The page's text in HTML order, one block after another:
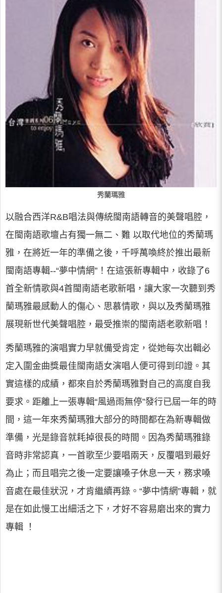
秀蘭瑪雅
以融合西洋R&B唱法與傳統閩南語轉音的美聲唱腔，
在閩南語歌壇占有獨一無二、難 以取代地位的秀蘭瑪
雅，在將近一年的準備之後，千呼萬喚終於推出最新
閩南語專輯--“夢中情網”！在這張新專輯中，收錄了6
首全新情歌與4首閩南語老歌新唱，讓大家一次聽到秀
蘭瑪雅最感動人的傷心、思慕情歌，與以及秀蘭瑪雅
展現新世代美聲唱腔，最受推崇的閩南語老歌新唱！
秀蘭瑪雅的演唱實力早就備受肯定，從她每次出輯必
定入圍金曲獎最佳閩南語女演唱人便可得到印證。其
實這樣的成績，都來自於秀蘭瑪雅對自己的高度自我
要求。距離上一張專輯“風過雨無停”發行已屆一年的時
間，這一年來秀蘭瑪雅大部分的時間都在為新專輯做
準備，光是錄音就耗掉很長的時間。因為秀蘭瑪雅錄
音時非常認真，一首歌至少要唱兩天，反覆唱到最好
為止；而且唱完之後一定要讓嗓子休息一天，務求嗓
音處在最佳狀況，才肯繼續再錄。“夢中情網”專輯，就
是在如此慢工出細活之下，才好不容易磨出來的實力
專輯 ！